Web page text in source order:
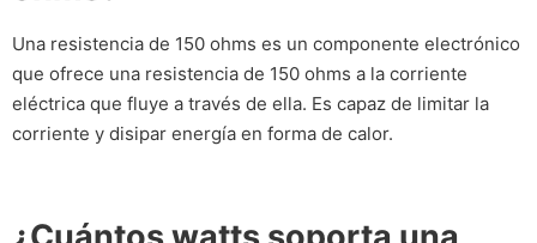
Una resistencia de 150 ohms es un componente electrónico
que ofrece una resistencia de 150 ohms a la corriente
eléctrica que fluye a través de ella. Es capaz de limitar la
corriente y disipar energía en forma de calor.